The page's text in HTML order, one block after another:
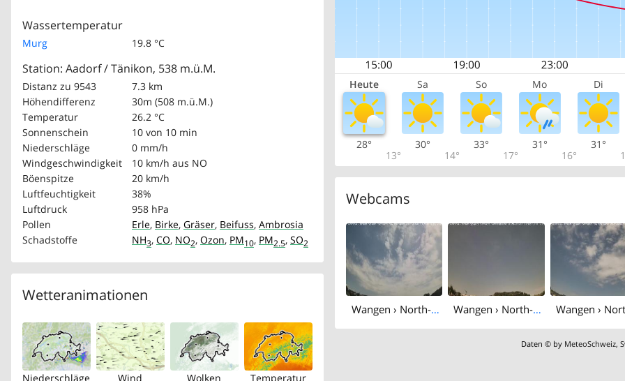
Wassertemperatur
Murg 19.8 °C
Station: Aadorf / Tänikon, 538 m.ü.M.
Distanz zu 9543
7.3 km
Höhendifferenz
30m (508 m.ü.M.)
Temperatur
26.2 °C
Sonnenschein
10 von 10 min
Niederschläge
0 mm/h
Windgeschwindigkeit
10 km/h aus NO
Böenspitze
20 km/h
Luftfeuchtigkeit
38%
Luftdruck
958 hPa
Pollen
Erle, Birke, Gräser, Beifuss, Ambrosia
Schadstoffe
NH3, CO, NO2, Ozon, PM10, PM2.5, SO2
Wetteranimationen
Niederschläge Wind Wolken Temperatur
Heute Sa So Mo Di
28°
13°
30°
14°
33°
17°
31°
16°
31°
Webcams
Wangen › North-east: Sirnach Wangen › North-west: Sirnach
Daten © by MeteoSchweiz,